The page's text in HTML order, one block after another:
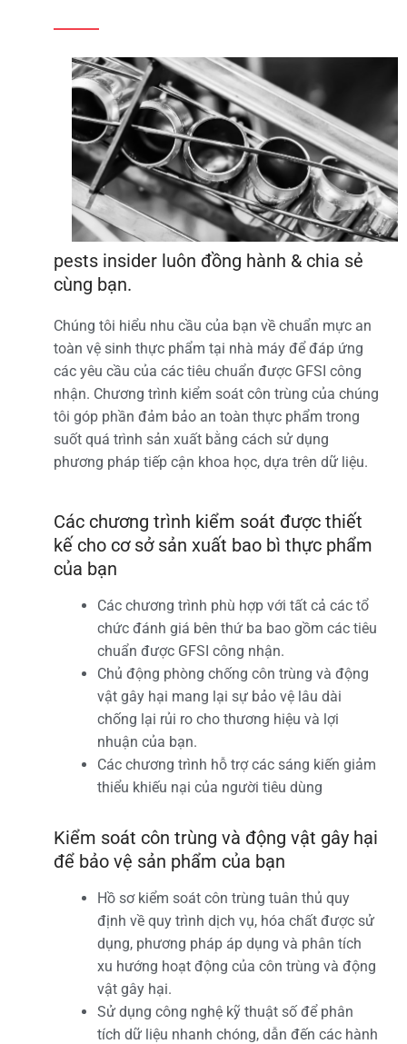
pests insider luôn đồng hành & chia sẻ
cùng bạn.
Chúng tôi hiểu nhu cầu của bạn về chuẩn mực an
toàn vệ sinh thực phẩm tại nhà máy để đáp ứng
các yêu cầu của các tiêu chuẩn được GFSI công
nhận. Chương trình kiểm soát côn trùng của chúng
tôi góp phần đảm bảo an toàn thực phẩm trong
suốt quá trình sản xuất bằng cách sử dụng
phương pháp tiếp cận khoa học, dựa trên dữ liệu.
Các chương trình kiểm soát được thiết
kế cho cơ sở sản xuất bao bì thực phẩm
của bạn
Các chương trình phù hợp với tất cả các tổ
chức đánh giá bên thứ ba bao gồm các tiêu
chuẩn được GFSI công nhận.
Chủ động phòng chống côn trùng và động
vật gây hại mang lại sự bảo vệ lâu dài
chống lại rủi ro cho thương hiệu và lợi
nhuận của bạn.
Các chương trình hỗ trợ các sáng kiến ​​giảm
thiểu khiếu nại của người tiêu dùng
Kiểm soát côn trùng và động vật gây hại
để bảo vệ sản phẩm của bạn
Hồ sơ kiểm soát côn trùng tuân thủ quy
định về quy trình dịch vụ, hóa chất được sử
dụng, phương pháp áp dụng và phân tích
xu hướng hoạt động của côn trùng và động
vật gây hại.
Sử dụng công nghệ kỹ thuật số để phân
tích dữ liệu nhanh chóng, dẫn đến các hành